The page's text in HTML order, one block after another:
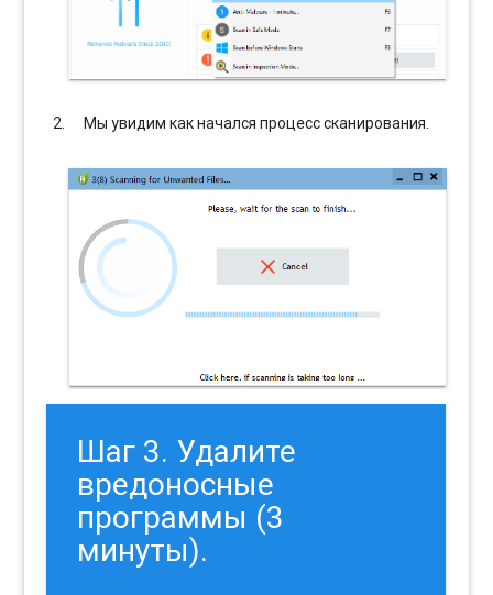
Мы увидим как начался процесс сканирования.
Шаг 3. Удалите
вредоносные
программы (3
минуты).